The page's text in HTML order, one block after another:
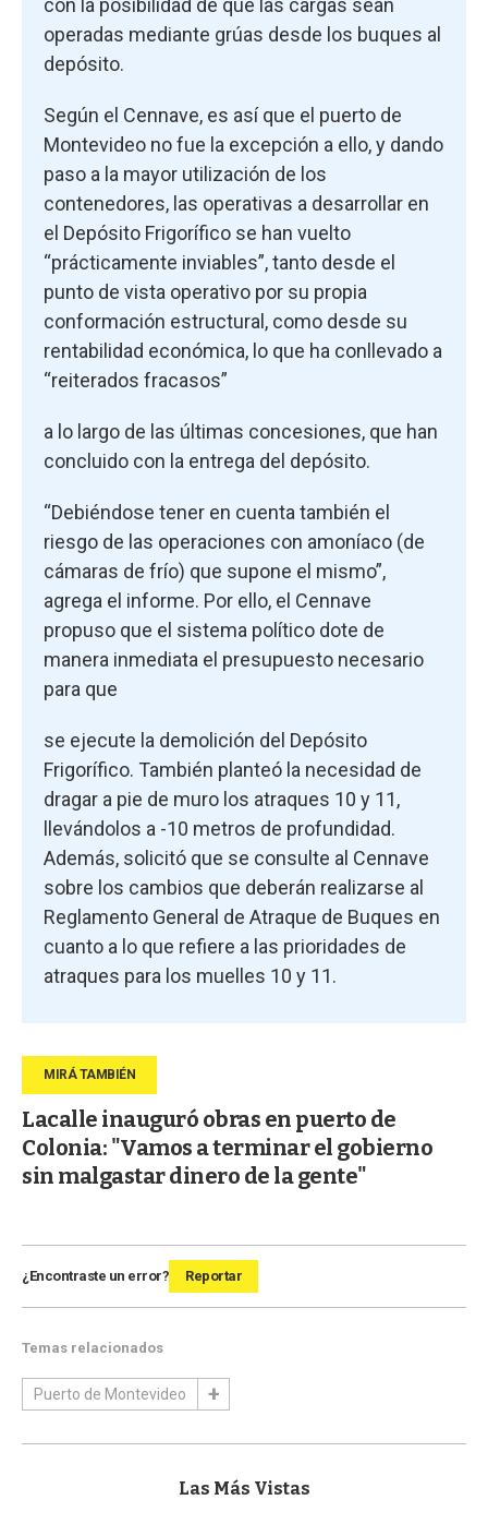
con la posibilidad de que las cargas sean
operadas mediante grúas desde los buques al
depósito.
Según el Cennave, es así que el puerto de
Montevideo no fue la excepción a ello, y dando
paso a la mayor utilización de los
contenedores, las operativas a desarrollar en
el Depósito Frigorífico se han vuelto
“prácticamente inviables”, tanto desde el
punto de vista operativo por su propia
conformación estructural, como desde su
rentabilidad económica, lo que ha conllevado a
“reiterados fracasos”
a lo largo de las últimas concesiones, que han
concluido con la entrega del depósito.
“Debiéndose tener en cuenta también el
riesgo de las operaciones con amoníaco (de
cámaras de frío) que supone el mismo”,
agrega el informe. Por ello, el Cennave
propuso que el sistema político dote de
manera inmediata el presupuesto necesario
para que
se ejecute la demolición del Depósito
Frigorífico. También planteó la necesidad de
dragar a pie de muro los atraques 10 y 11,
llevándolos a -10 metros de profundidad.
Además, solicitó que se consulte al Cennave
sobre los cambios que deberán realizarse al
Reglamento General de Atraque de Buques en
cuanto a lo que refiere a las prioridades de
atraques para los muelles 10 y 11.
Lacalle inauguró obras en puerto de
Colonia: "Vamos a terminar el gobierno
sin malgastar dinero de la gente"
¿Encontraste un error? Reportar
Temas relacionados
Puerto de Montevideo
Las Más Vistas